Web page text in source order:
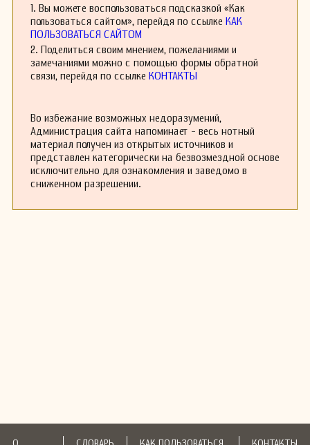
1. Вы можете воспользоваться подсказкой «Как
пользоваться сайтом», перейдя по ссылке КАК
ПОЛЬЗОВАТЬСЯ САЙТОМ
2. Поделиться своим мнением, пожеланиями и
замечаниями можно с помощью формы обратной
связи, перейдя по ссылке КОНТАКТЫ
Во избежание возможных недоразумений,
Администрация сайта напоминает - весь нотный
материал получен из открытых источников и
представлен категорически на безвозмездной основе
исключительно для ознакомления и заведомо в
сниженном разрешении.